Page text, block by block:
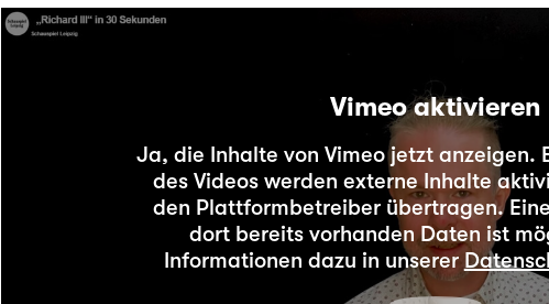
Vimeo aktivieren
Ja, die Inhalte von Vimeo jetzt anzeigen.
des Videos werden externe Inhalte
den Plattformbetreiber übertragen.
dort bereits vorhanden Daten ist
Informationen dazu in unserer